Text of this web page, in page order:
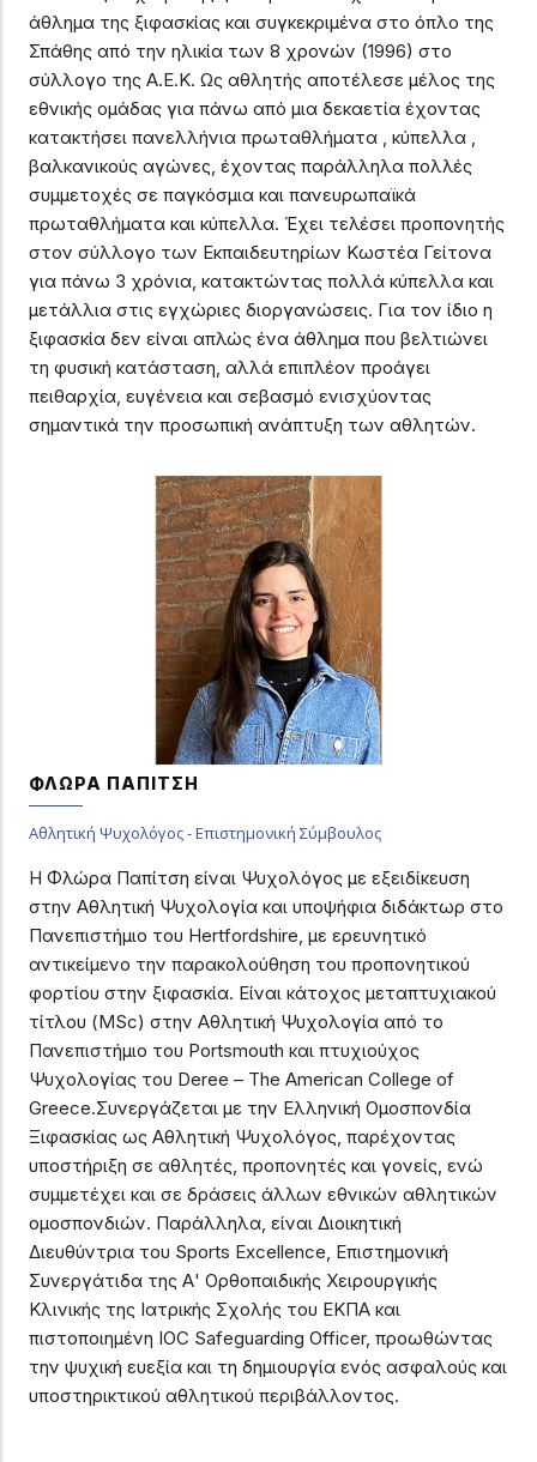
άθλημα της ξιφασκίας και συγκεκριμένα στο όπλο της
Σπάθης από την ηλικία των 8 χρονών (1996) στο
σύλλογο της Α.Ε.Κ. Ως αθλητής αποτέλεσε μέλος της
εθνικής ομάδας για πάνω από μια δεκαετία έχοντας
κατακτήσει πανελλήνια πρωταθλήματα , κύπελλα ,
βαλκανικούς αγώνες, έχοντας παράλληλα πολλές
συμμετοχές σε παγκόσμια και πανευρωπαϊκά
πρωταθλήματα και κύπελλα. Έχει τελέσει προπονητής
στον σύλλογο των Εκπαιδευτηρίων Κωστέα Γείτονα
για πάνω 3 χρόνια, κατακτώντας πολλά κύπελλα και
μετάλλια στις εγχώριες διοργανώσεις. Για τον ίδιο η
ξιφασκία δεν είναι απλώς ένα άθλημα που βελτιώνει
τη φυσική κατάσταση, αλλά επιπλέον προάγει
πειθαρχία, ευγένεια και σεβασμό ενισχύοντας
σημαντικά την προσωπική ανάπτυξη των αθλητών.
ΦΛΩΡΑ ΠΑΠΙΤΣΗ
Αθλητική Ψυχολόγος - Επιστημονική Σύμβουλος
Η Φλώρα Παπίτση είναι Ψυχολόγος με εξειδίκευση
στην Αθλητική Ψυχολογία και υποψήφια διδάκτωρ στο
Πανεπιστήμιο του Hertfordshire, με ερευνητικό
αντικείμενο την παρακολούθηση του προπονητικού
φορτίου στην ξιφασκία. Είναι κάτοχος μεταπτυχιακού
τίτλου (MSc) στην Αθλητική Ψυχολογία από το
Πανεπιστήμιο του Portsmouth και πτυχιούχος
Ψυχολογίας του Deree – The American College of
Greece.Συνεργάζεται με την Ελληνική Ομοσπονδία
Ξιφασκίας ως Αθλητική Ψυχολόγος, παρέχοντας
υποστήριξη σε αθλητές, προπονητές και γονείς, ενώ
συμμετέχει και σε δράσεις άλλων εθνικών αθλητικών
ομοσπονδιών. Παράλληλα, είναι Διοικητική
Διευθύντρια του Sports Excellence, Επιστημονική
Συνεργάτιδα της Α' Ορθοπαιδικής Χειρουργικής
Κλινικής της Ιατρικής Σχολής του ΕΚΠΑ και
πιστοποιημένη IOC Safeguarding Officer, προωθώντας
την ψυχική ευεξία και τη δημιουργία ενός ασφαλούς και
υποστηρικτικού αθλητικού περιβάλλοντος.